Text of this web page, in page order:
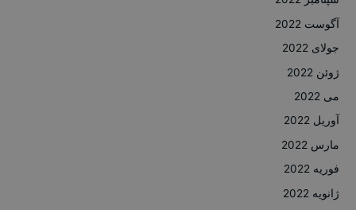
آگوست 2022
جولای 2022
ژوئن 2022
می 2022
آوریل 2022
مارس 2022
فوریه 2022
ژانویه 2022